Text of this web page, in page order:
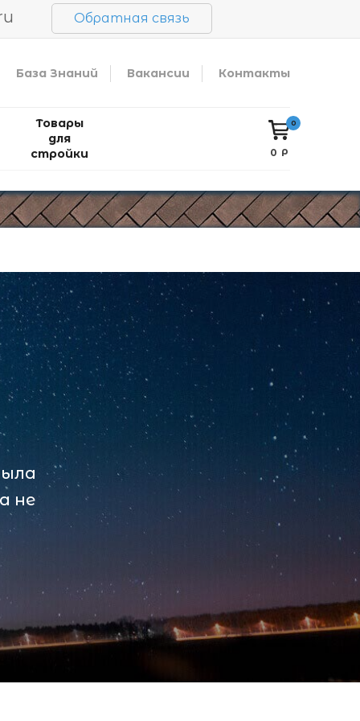
Обратная связь
База Знаний Вакансии Контакты
Товары
для
стройки
0
0 Р
не